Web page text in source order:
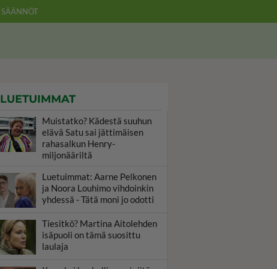
SÄÄNNÖT
LUETUIMMAT
Muistatko? Kädestä suuhun
elävä Satu sai jättimäisen
rahasalkun Henry-
miljonääriltä
Luetuimmat: Aarne Pelkonen
ja Noora Louhimo vihdoinkin
yhdessä - Tätä moni jo odotti
Tiesitkö? Martina Aitolehden
isäpuoli on tämä suosittu
laulaja